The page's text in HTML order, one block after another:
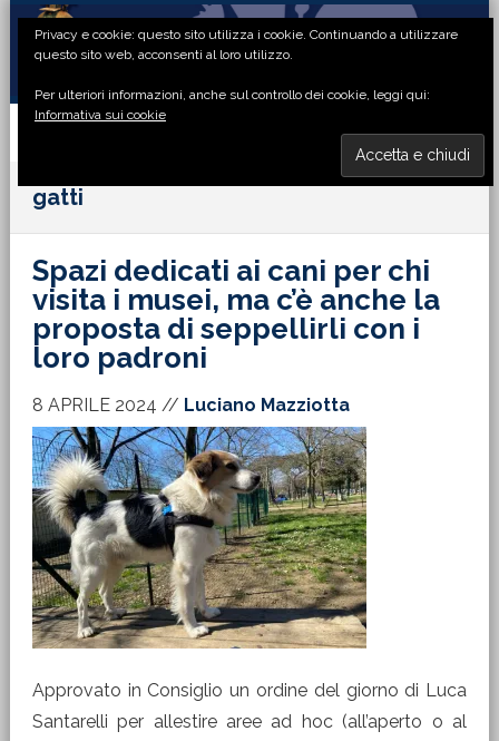
Passa
primaria
Passa
principale
Passa
laterale
Passa
di
gatti
Spazi dedicati ai cani per chi
visita i musei, ma c’è anche la
proposta di seppellirli con i
loro padroni
8 APRILE 2024 // Luciano Mazziotta
Approvato in Consiglio un ordine del giorno di Luca
Santarelli per allestire aree ad hoc (all’aperto o al
Privacy e cookie: questo sito utilizza i cookie. Continuando a utilizzare
questo sito web, acconsenti al loro utilizzo.
Per ulteriori informazioni, anche sul controllo dei cookie, leggi qui:
Informativa sui cookie